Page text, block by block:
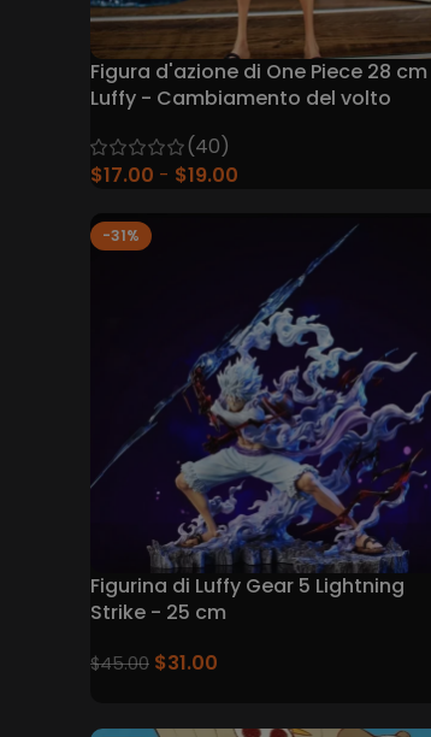
Figura d'azione di One Piece 28 cm
Luffy - Cambiamento del volto
(40)
$17.00 $19.00
-31%
Figurina di Luffy Gear 5 Lightning
Strike - 25 cm
$45.00 $31.00